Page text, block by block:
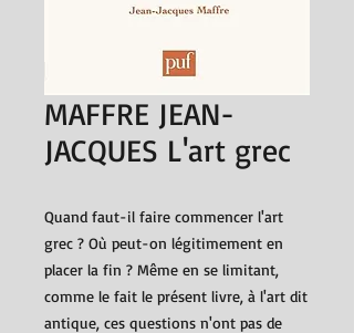
MAFFRE JEAN-
JACQUES L'art grec
Quand faut-il faire commencer l'art
grec ? Où peut-on légitimement en
placer la fin ? Même en se limitant,
comme le fait le présent livre, à l'art dit
antique, ces questions n'ont pas de